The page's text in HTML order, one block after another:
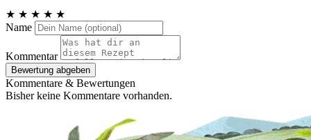
★ ★ ★ ★ ★
Name
Kommentar
Bewertung abgeben
Kommentare & Bewertungen
Bisher keine Kommentare vorhanden.